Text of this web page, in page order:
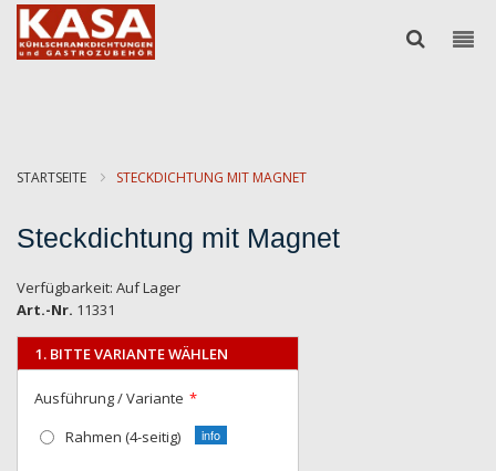
STARTSEITE STECKDICHTUNG MIT MAGNET
Steckdichtung mit Magnet
Verfügbarkeit: Auf Lager
Art.-Nr. 11331
1. BITTE VARIANTE WÄHLEN
Ausführung / Variante
Rahmen (4-seitig)